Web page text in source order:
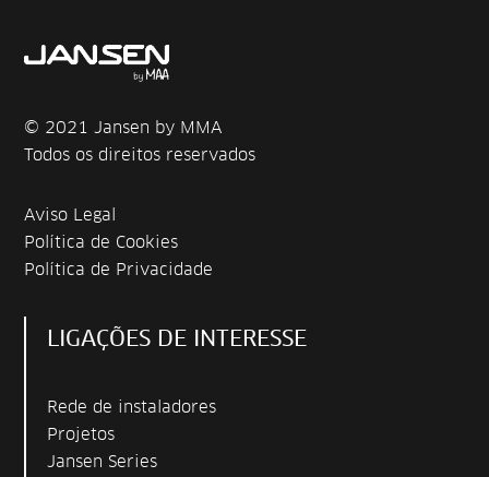
© 2021 Jansen by MMA
Todos os direitos reservados
Aviso Legal
Política de Cookies
Política de Privacidade
LIGAÇÕES DE INTERESSE
Rede de instaladores
Projetos
Jansen Series